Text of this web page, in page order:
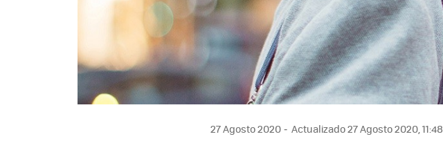
27 Agosto 2020 Actualizado 27 Agosto 2020, 11:48